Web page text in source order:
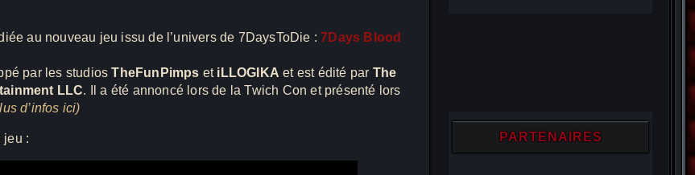
au nouveau jeu issu de l’univers de 7DaysToDie :7Days Blood
par les studiosTheFunPimps et iLLOGIKA et est édité par The
LLC. Il a été annoncé lors de la Twich Con et présenté lors
d’infos ici)
jeu : PARTENAIRES